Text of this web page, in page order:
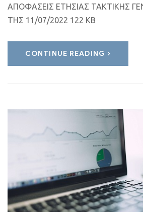
ΑΠΟΦΑΣΕΙΣ ΕΤΗΣΙΑΣ ΤΑΚΤΙΚΗΣ
ΤΗΣ 11/07/2022 122 KB
CONTINUE READING